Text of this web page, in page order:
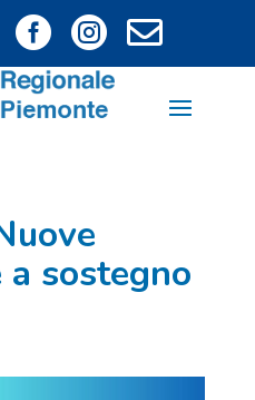
  
sostegno